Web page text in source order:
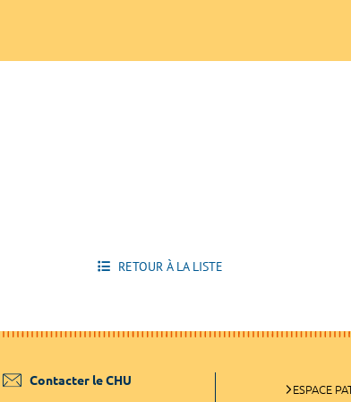
RETOUR À LA LISTE
Contacter le CHU
ESPACE